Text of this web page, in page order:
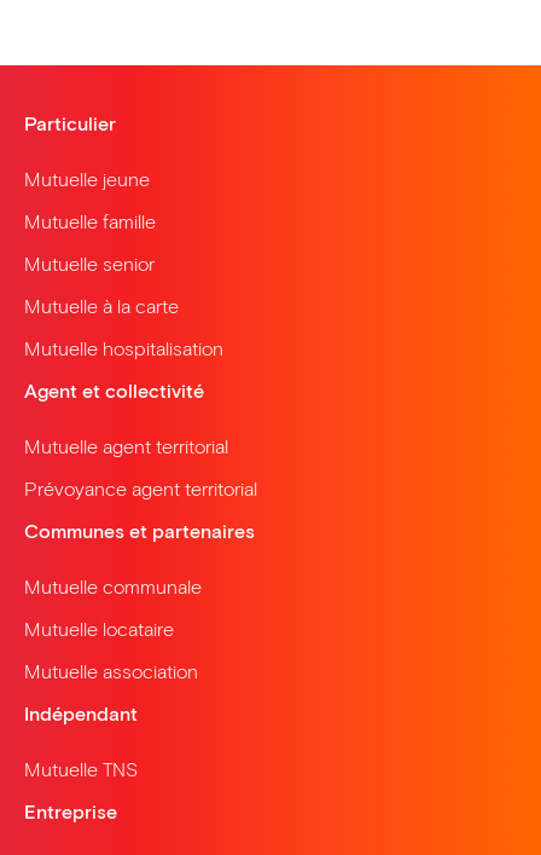
Particulier
Mutuelle jeune
Mutuelle famille
Mutuelle senior
Mutuelle à la carte
Mutuelle hospitalisation
Agent et collectivité
Mutuelle agent territorial
Prévoyance agent territorial
Communes et partenaires
Mutuelle communale
Mutuelle locataire
Mutuelle association
Indépendant
Mutuelle TNS
Entreprise